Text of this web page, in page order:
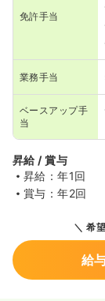
免許手当
業務手当
ベースアップ手
当
昇給 / 賞与
昇給：年1回
賞与：年2回
希
給